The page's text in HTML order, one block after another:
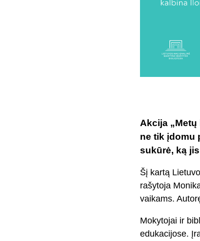
Akcija
ne tik įdomu
sukūrė, ką
Šį kartą
rašytoja
vaikams.
Mokytojai ir
edukacijose.